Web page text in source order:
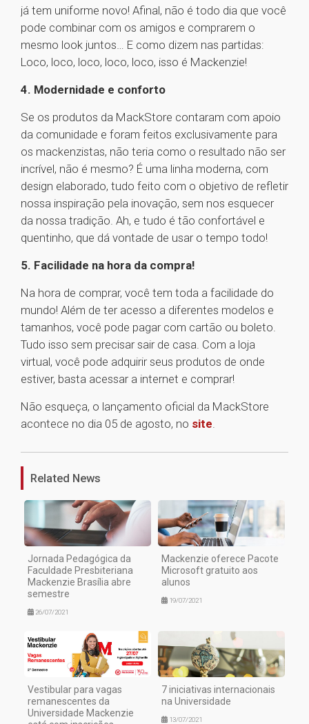
já tem uniforme novo! Afinal, não é todo dia que você
pode combinar com os amigos e comprarem o
mesmo look juntos… E como dizem nas partidas:
Loco, loco, loco, loco, loco, isso é Mackenzie!
4. Modernidade e conforto
Se os produtos da MackStore contaram com apoio
da comunidade e foram feitos exclusivamente para
os mackenzistas, não teria como o resultado não ser
incrível, não é mesmo? É uma linha moderna, com
design elaborado, tudo feito com o objetivo de refletir
nossa inspiração pela inovação, sem nos esquecer
da nossa tradição. Ah, e tudo é tão confortável e
quentinho, que dá vontade de usar o tempo todo!
5. Facilidade na hora da compra!
Na hora de comprar, você tem toda a facilidade do
mundo! Além de ter acesso a diferentes modelos e
tamanhos, você pode pagar com cartão ou boleto.
Tudo isso sem precisar sair de casa. Com a loja
virtual, você pode adquirir seus produtos de onde
estiver, basta acessar a internet e comprar!
Não esqueça, o lançamento oficial da MackStore
acontece no dia 05 de agosto, no site.
1
Related News
Jornada Pedagógica da
Faculdade Presbiteriana
Mackenzie Brasília abre
semestre
26/07/2021
Mackenzie oferece Pacote
Microsoft gratuito aos
alunos
19/07/2021
Vestibular para vagas
remanescentes da
Universidade Mackenzie
7 iniciativas internacionais
na Universidade
13/07/2021